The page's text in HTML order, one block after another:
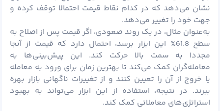
نشان می‌دهد که در کدام نقاط قیمت احتمالا توقف کرده و
جهت خود را تغییر می‌دهد.
به‌عنوان مثال، در یک روند صعودی، اگر قیمت پس از اصلاح به
سطح 61.8% این ابزار برسد، احتمال دارد که قیمت از آنجا
مجددا به سمت بالا حرکت کند. این پیش‌بینی‌ها به
معامله‌گران کمک می‌کند تا بهترین زمان برای ورود به معامله
یا خروج از آن را تعیین کنند و از تغییرات ناگهانی بازار بهره
ببرند. در نتیجه، استفاده از این ابزار می‌تواند به بهبود
استراتژی‌های معاملاتی کمک کند.